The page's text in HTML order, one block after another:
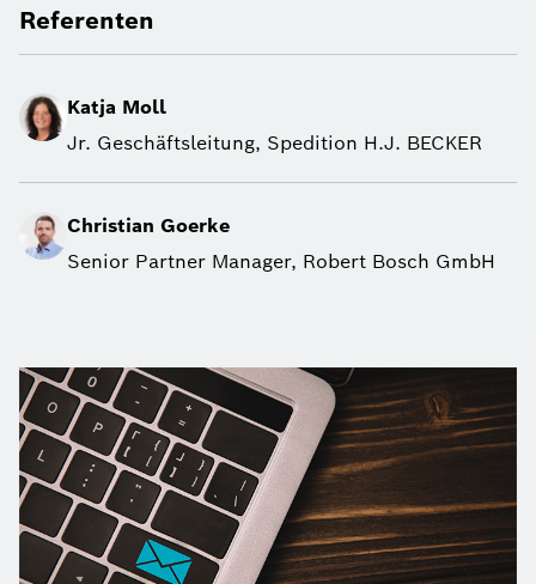
Referenten
Katja Moll
Jr. Geschäftsleitung, Spedition H.J. BECKER
Christian Goerke
Senior Partner Manager, Robert Bosch GmbH